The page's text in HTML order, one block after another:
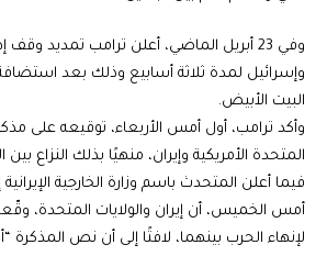
وفي 23 أبريل الماضي، أعلن ترامب تمديد وقف
وإسرائيل لمدة ثلاثة أسابيع وذلك بعد
البيت الأبيض.
وأكد ترامب، أول أمس الأربعاء، توقيعه على
المتحدة الأمريكية وإيران، منهيًا بذلك النزاع بين
فيما أعلن المتحدث باسم وزارة الخارجية
أمس الخميس، أن إيران والولايات المتحدة،
لإنهاء الحرب بينهما، لافتًا إلى أن نص المذكرة